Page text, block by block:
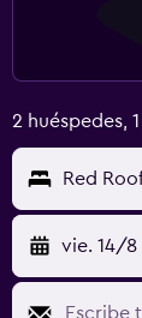
2 huéspedes,
Red
vie. 14/8